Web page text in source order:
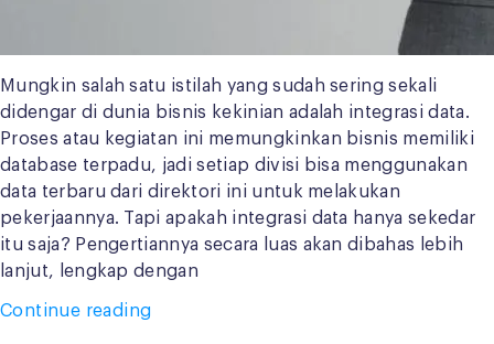
Mungkin salah satu istilah yang sudah sering sekali
didengar di dunia bisnis kekinian adalah integrasi data.
Proses atau kegiatan ini memungkinkan bisnis memiliki
database terpadu, jadi setiap divisi bisa menggunakan
data terbaru dari direktori ini untuk melakukan
pekerjaannya. Tapi apakah integrasi data hanya sekedar
itu saja? Pengertiannya secara luas akan dibahas lebih
lanjut, lengkap dengan
Continue reading“3